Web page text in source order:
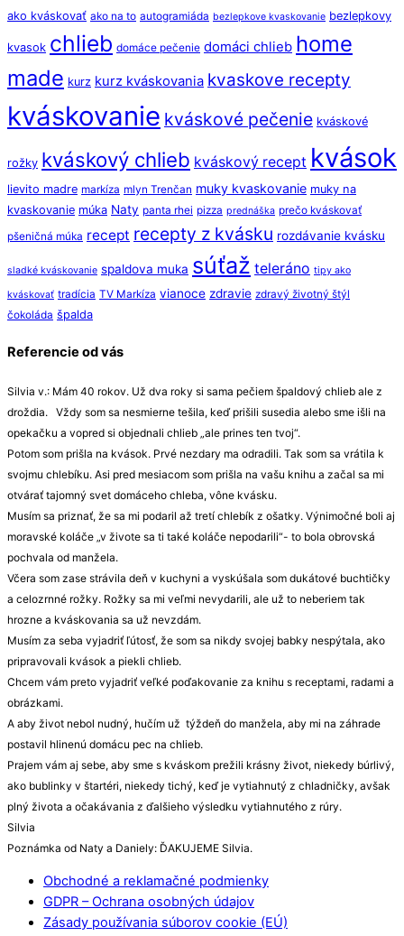
ako kváskovať ako na to autogramiáda bezlepkove kvaskovanie bezlepkovy
kvasok chlieb domáce pečenie domáci chlieb home
made kurz kurz kváskovania kvaskove recepty
kváskovanie kváskové pečenie kváskové
rožky kváskový chlieb kváskový recept kvások
lievito madre markíza mlyn Trenčan muky kvaskovanie muky na
kvaskovanie múka Naty panta rhei pizza prednáška prečo kváskovať
pšeničná múka recept recepty z kvásku rozdávanie kvásku
sladké kváskovanie spaldova muka súťaž teleráno tipy ako
kváskovať tradícia TV Markíza vianoce zdravie zdravý životný štýl
čokoláda špalda
Referencie od vás
Silvia v.: Mám 40 rokov. Už dva roky si sama pečiem špaldový chlieb ale z
droždia. Vždy som sa nesmierne tešila, keď prišili susedia alebo sme išli na
opekačku a vopred si objednali chlieb „ale prines ten tvoj“.
Potom som prišla na kvások. Prvé nezdary ma odradili. Tak som sa vrátila k
svojmu chlebíku. Asi pred mesiacom som prišla na vašu knihu a začal sa mi
otvárať tajomný svet domáceho chleba, vône kvásku.
Musím sa priznať, že sa mi podaril až tretí chlebík z ošatky. Výnimočné boli aj
moravské koláče „v živote sa ti také koláče nepodarili“- to bola obrovská
pochvala od manžela.
Včera som zase strávila deň v kuchyni a vyskúšala som dukátové buchtičky
a celozrnné rožky. Rožky sa mi veľmi nevydarili, ale už to neberiem tak
hrozne a kváskovania sa už nevzdám.
Musím za seba vyjadriť ľútosť, že som sa nikdy svojej babky nespýtala, ako
pripravovali kvások a piekli chlieb.
Chcem vám preto vyjadriť veľké poďakovanie za knihu s receptami, radami a
obrázkami.
A aby život nebol nudný, hučím už týždeň do manžela, aby mi na záhrade
postavil hlinenú domácu pec na chlieb.
Prajem vám aj sebe, aby sme s kváskom prežili krásny život, niekedy búrlivý,
ako bublinky v štartéri, niekedy tichý, keď je vytiahnutý z chladničky, avšak
plný života a očakávania z ďalšieho výsledku vytiahnutého z rúry.
Silvia
Poznámka od Naty a Daniely: ĎAKUJEME Silvia.
Obchodné a reklamačné podmienky
GDPR – Ochrana osobných údajov
Zásady používania súborov cookie (EÚ)